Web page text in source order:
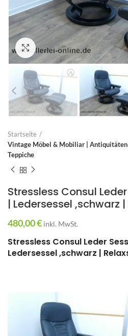
Zum Vergrößern anklicken
Startseite
Vintage Möbel & Mobiliar | Antiquitäten
Teppiche
Stressless Consul
| Ledersessel ,schwarz
480,00€ inkl. MwSt.
Stressless Consul Leder
Ledersessel ,schwarz |